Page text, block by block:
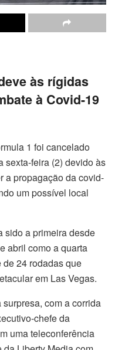
às rígidas
à Covid-19
1 foi cancelado
sexta-feira (2) devido às
a propagação da covid-
um possível local
sido a primeira desde
abril como a quarta
24 rodadas que
em Las Vegas.
com a corrida
chefe da
uma teleconferência